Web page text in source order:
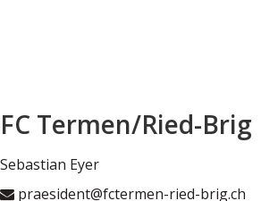
FC Termen/Ried-Brig
Sebastian Eyer
praesident@fctermen-ried-brig.ch